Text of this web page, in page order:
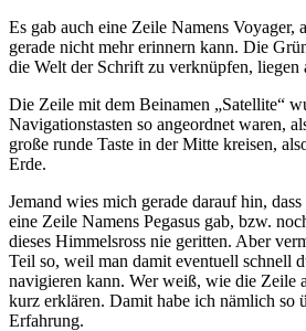
Es gab auch eine Zeile Namens Voyager,
gerade nicht mehr erinnern kann. Die
die Welt der Schrift zu verknüpfen, liegen
Die Zeile mit dem Beinamen „Satellite“
Navigationstasten so angeordnet waren,
große runde Taste in der Mitte kreisen,
Erde.
Jemand wies mich gerade darauf hin,
eine Zeile Namens Pegasus gab, bzw.
dieses Himmelsross nie geritten. Aber
Teil so, weil man damit eventuell schnell
navigieren kann. Wer weiß, wie die Zeile
kurz erklären. Damit habe ich nämlich so
Erfahrung.